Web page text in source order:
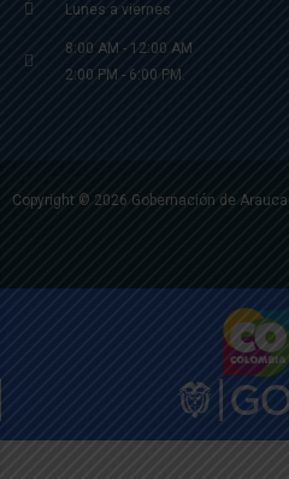
Lunes a viernes
8:00 AM - 12:00 AM
2:00 PM - 6:00 PM.
Copyright © 2026 Gobernación de Arauca